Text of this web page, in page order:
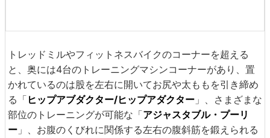
トレッドミルやフィットネスバイクのコーナーを超える
と、奥には4台のトレーニングマシンコーナーがあり、置
かれているのは股を左右に開いてお尻や太ももを引き締め
る「 ヒップアブダクター/ヒップアダクター 」、さまざまな
部位のトレーニングが可能な「アジャスタブル・プーリ
ー 」、お腹のくびれに関係する左右の腹斜筋を鍛えられる